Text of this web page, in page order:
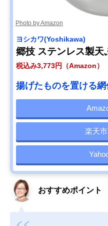
Photo by Amazon
ヨシカワ(Yoshikawa)
郷技 ステンレス製
税込み3,773円（Amazon）
揚げたものを置ける網
楽天
おすすめポイント